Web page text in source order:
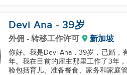
Devi Ana - 39岁
外佣 - 转移工作许可 新加坡
你好。我是Devi Ana，39岁，已婚，
年。我在目前的雇主那里工作了3年
验包括育儿、准备餐食、家务和家庭